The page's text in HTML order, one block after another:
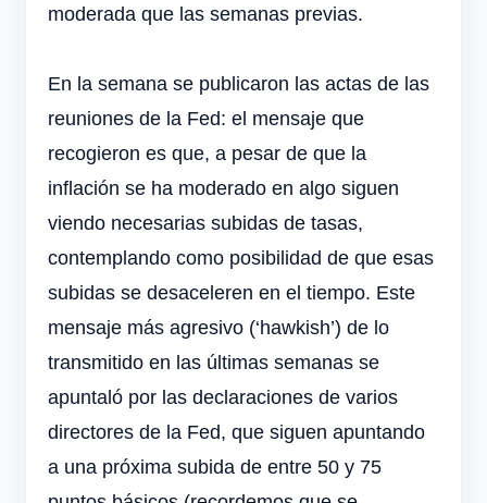
moderada que las semanas previas.
En la semana se publicaron las actas de las
reuniones de la Fed: el mensaje que
recogieron es que, a pesar de que la
inflación se ha moderado en algo siguen
viendo necesarias subidas de tasas,
contemplando como posibilidad de que esas
subidas se desaceleren en el tiempo. Este
mensaje más agresivo (‘hawkish’) de lo
transmitido en las últimas semanas se
apuntaló por las declaraciones de varios
directores de la Fed, que siguen apuntando
a una próxima subida de entre 50 y 75